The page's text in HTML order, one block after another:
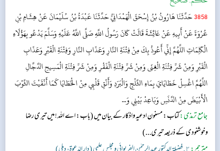
3858حَدَّثَنَا هَارُونُ بْنُ إِسْحَقَ الْهَمْدَانِيُّ حَدَّثَنَا عَبْدَةُ بْنُ سُلَيْمَانَ عَنْ هِشَامِ بْنِ
عُرْوَةَ عَنْ أَبِيهِ عَنْ عَائِشَةَ قَالَتْ كَانَ رَسُولُ اللَّهِ صَلَّى اللَّهُ عَلَيْهِ وَسَلَّمَ يَدْعُو بِهَؤُلَاءِ
الْكَلِمَاتِ اللَّهُمَّ إِنِّي أَعُوذُ بِكَ مِنْ فِتْنَةِ النَّارِ وَعَذَابِ النَّارِ وَفِتْنَةِ الْقَبْرِ وَعَذَابِ
الْقَبْرِ وَمِنْ شَرِّ فِتْنَةِ الْغِنَى وَمِنْ شَرِّ فِتْنَةِ الْفَقْرِ وَمِنْ شَرِّ فِتْنَةِ الْمَسِيحِ الدَّجَّالِ
اللَّهُمَّ اغْسِلْ خَطَايَايَ بِمَاءِ الثَّلْجِ وَالْبَرَدِ وَأَنْقِ قَلْبِي مِنْ الْخَطَايَا كَمَا أَنْقَيْتَ الثَّوْبَ
الْأَبْيَضَ مِنْ الدَّنَسِ وَبَاعِدْ بَيْنِي وَ...
جامع ترمذی:كتاب: مسنون ادعیہ واذکار کے بیان میں(باب: اے اللہ ! میں تیری رضا
وخوشنودی کے ذریعہ تیری...)